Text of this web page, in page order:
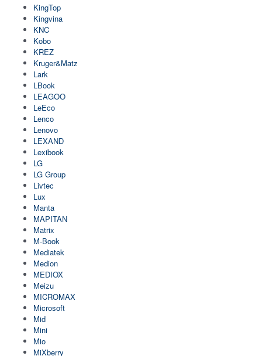
KingTop
Kingvina
KNC
Kobo
KREZ
Kruger&Matz
Lark
LBook
LEAGOO
LeEco
Lenco
Lenovo
LEXAND
Lexibook
LG
LG Group
Livtec
Lux
Manta
MAPITAN
Matrix
M-Book
Mediatek
Medion
MEDIOX
Meizu
MICROMAX
Microsoft
Mid
Mini
Mio
MiXberry